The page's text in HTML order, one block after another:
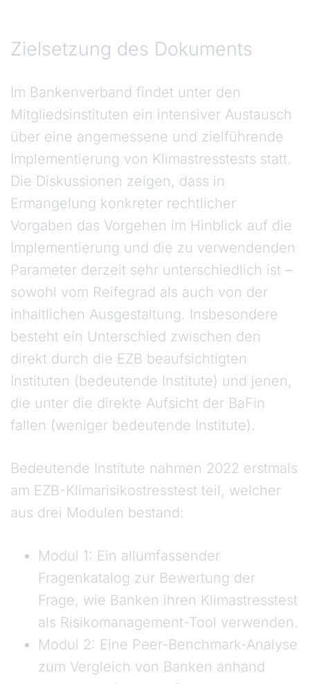
Zielsetzung des Dokuments
Im Bankenverband findet unter den
Mitgliedsinstituten ein intensiver Austausch
über eine angemessene und zielführende
Implementierung von Klimastresstests statt.
Die Diskussionen zeigen, dass in
Ermangelung konkreter rechtlicher
Vorgaben das Vorgehen im Hinblick auf die
Implementierung und die zu verwendenden
Parameter derzeit sehr unterschiedlich ist –
sowohl vom Reifegrad als auch von der
inhaltlichen Ausgestaltung. Insbesondere
besteht ein Unterschied zwischen den
direkt durch die EZB beaufsichtigten
Instituten (bedeutende Institute) und jenen,
die unter die direkte Aufsicht der BaFin
fallen (weniger bedeutende Institute).
Bedeutende Institute nahmen 2022 erstmals
am EZB-Klimarisikostresstest teil, welcher
aus drei Modulen bestand:
Modul 1: Ein allumfassender
Fragenkatalog zur Bewertung der
Frage, wie Banken ihren Klimastresstest
als Risikomanagement-Tool verwenden.
Modul 2: Eine Peer-Benchmark-Analyse
zum Vergleich von Banken anhand